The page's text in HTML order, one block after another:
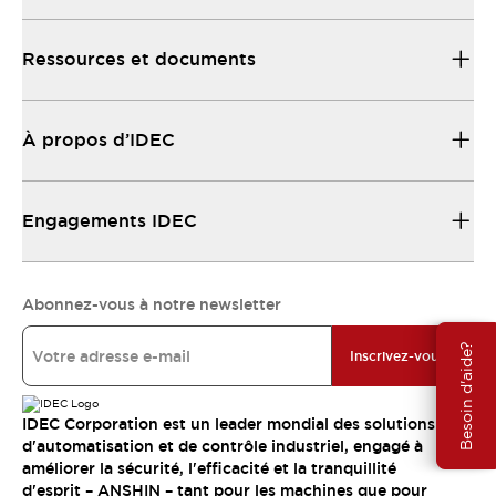
Besoin d'aide?
Ressources et documents
À propos d’IDEC
Engagements IDEC
Abonnez-vous à notre newsletter
Inscrivez-vous
IDEC Corporation est un leader mondial des solutions
d'automatisation et de contrôle industriel, engagé à
améliorer la sécurité, l'efficacité et la tranquillité
d'esprit – ANSHIN – tant pour les machines que pour